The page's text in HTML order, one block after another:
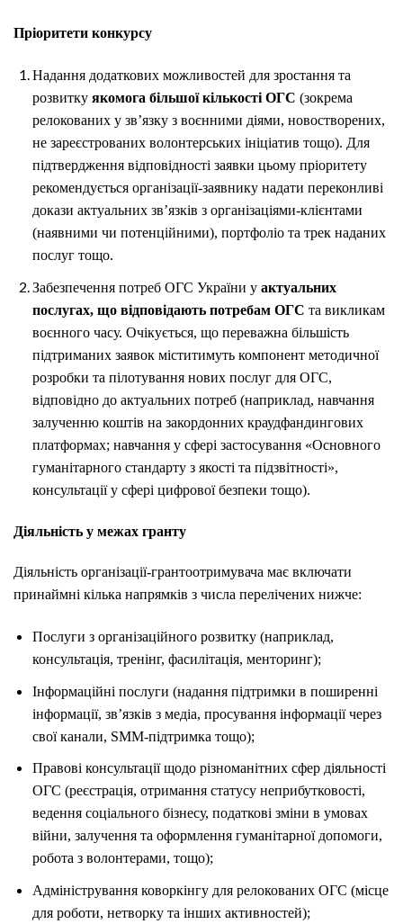
Пріоритети конкурсу
Надання додаткових можливостей для зростання та
розвитку якомога більшої кількості ОГС (зокрема
релокованих у зв’язку з воєнними діями, новостворених,
не зареєстрованих волонтерських ініціатив тощо). Для
підтвердження відповідності заявки цьому пріоритету
рекомендується організації-заявнику надати переконливі
докази актуальних зв’язків з організаціями-клієнтами
(наявними чи потенційними), портфоліо та трек наданих
послуг тощо.
Забезпечення потреб ОГС України у актуальних
послугах, що відповідають потребам ОГС та викликам
воєнного часу. Очікується, що переважна більшість
підтриманих заявок міститимуть компонент методичної
розробки та пілотування нових послуг для ОГС,
відповідно до актуальних потреб (наприклад, навчання
залученню коштів на закордонних краудфандингових
платформах; навчання у сфері застосування «Основного
гуманітарного стандарту з якості та підзвітності»,
консультації у сфері цифрової безпеки тощо).
Діяльність у межах гранту
Діяльність організації-грантоотримувача має включати
принаймні кілька напрямків з числа перелічених нижче:
Послуги з організаційного розвитку (наприклад,
консультація, тренінг, фасилітація, менторинг);
Інформаційні послуги (надання підтримки в поширенні
інформації, зв’язків з медіа, просування інформації через
свої канали, SMM-підтримка тощо);
Правові консультації щодо різноманітних сфер діяльності
ОГС (реєстрація, отримання статусу неприбутковості,
ведення соціального бізнесу, податкові зміни в умовах
війни, залучення та оформлення гуманітарної допомоги,
робота з волонтерами, тощо);
Адміністрування коворкінгу для релокованих ОГС (місце
для роботи, нетворку та інших активностей);